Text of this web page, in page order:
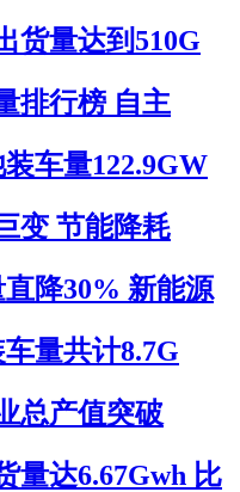
货量达到510G
排行榜 自主
车量122.9GW
变 节能降耗
降30% 新能源
量共计8.7G
总产值突破
量达6.67Gwh 比